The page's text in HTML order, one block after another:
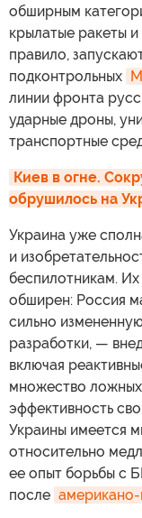
обширным
крылатые ракеты
правило,
подконтрольных
линии фронта
ударные дроны,
транспортные
Киев в огне.
обрушилось на
Украина уже
и
беспилотникам.
обширен: Россия
сильно
разработки, —
включая
множество ложных
эффективность
Украины имеется
относительно
ее опыт борьбы с
после